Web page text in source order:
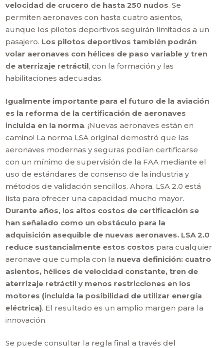
velocidad de crucero de hasta 250 nudos. Se
permiten aeronaves con hasta cuatro asientos,
aunque los pilotos deportivos seguirán limitados a un
pasajero. Los pilotos deportivos también podrán
volar aeronaves con hélices de paso variable y tren
de aterrizaje retráctil, con la formación y las
habilitaciones adecuadas.
Igualmente importante para el futuro de la aviación
es la reforma de la certificación de aeronaves
incluida en la norma. ¡Nuevas aeronaves están en
camino! La norma LSA original demostró que las
aeronaves modernas y seguras podían certificarse
con un mínimo de supervisión de la FAA mediante el
uso de estándares de consenso de la industria y
métodos de validación sencillos. Ahora, LSA 2.0 está
lista para ofrecer una capacidad mucho mayor.
Durante años, los altos costos de certificación se
han señalado como un obstáculo para la
adquisición asequible de nuevas aeronaves. LSA 2.0
reduce sustancialmente estos costos para cualquier
aeronave que cumpla con la nueva definición: cuatro
asientos, hélices de velocidad constante, tren de
aterrizaje retráctil y menos restricciones en los
motores (incluida la posibilidad de utilizar energía
eléctrica). El resultado es un amplio margen para la
innovación.
Se puede consultar la regla final a través del